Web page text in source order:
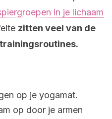
in je lichaam
zitten veel van de
op je yogamat.
op door je armen